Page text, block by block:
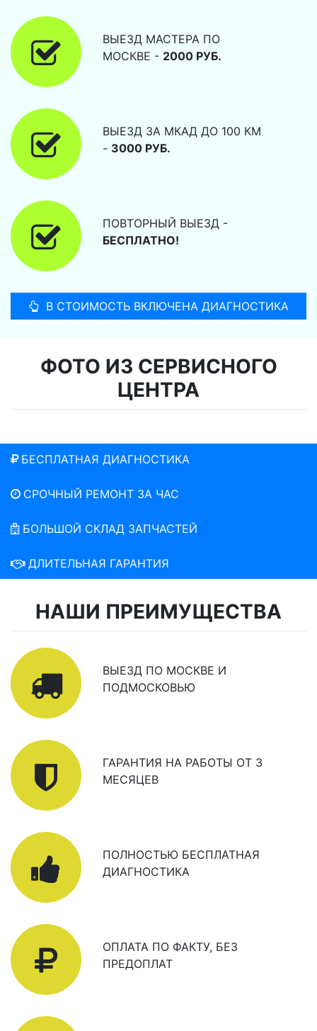
ВЫЕЗД МАСТЕРА ПО
МОСКВЕ - 2000 РУБ.
ВЫЕЗД ЗА МКАД ДО 100 КМ
- 3000 РУБ.
ПОВТОРНЫЙ ВЫЕЗД -
БЕСПЛАТНО!
В СТОИМОСТЬ ВКЛЮЧЕНА ДИАГНОСТИКА
ФОТО ИЗ СЕРВИСНОГО
ЦЕНТРА
БЕСПЛАТНАЯ ДИАГНОСТИКА
СРОЧНЫЙ РЕМОНТ ЗА ЧАС
БОЛЬШОЙ СКЛАД ЗАПЧАСТЕЙ
ДЛИТЕЛЬНАЯ ГАРАНТИЯ
НАШИ ПРЕИМУЩЕСТВА
ВЫЕЗД ПО МОСКВЕ И
ПОДМОСКОВЬЮ
ГАРАНТИЯ НА РАБОТЫ ОТ 3
МЕСЯЦЕВ
ПОЛНОСТЬЮ БЕСПЛАТНАЯ
ДИАГНОСТИКА
ОПЛАТА ПО ФАКТУ, БЕЗ
ПРЕДОПЛАТ